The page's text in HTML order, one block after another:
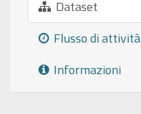
Dataset
Flusso di attività
Informazioni